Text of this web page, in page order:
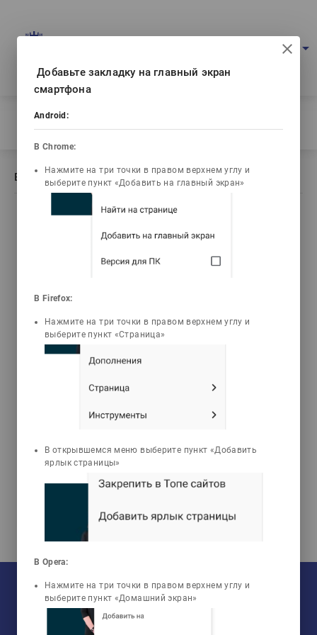
Eng arrow_drop_down
Home
/
Book description Основы теории изучаемого языка
Book description Основы теории изучаемого языка
library_books
Текст книги
video_library
Video lectures
Tests
Алимкуловна
Основы теории
Мы сотрудничаем с33 университетами
У нас обучается 960групп
Зарегистрировано 50759 пользователей
456806 элементов
Добавьте закладку на главный экран
смартфона
Android:
В Chrome:
Нажмите на три точки в правом верхнем углу и
выберите пункт «Добавить на главный экран»
В Firefox:
Нажмите на три точки в правом верхнем углу и
выберите пункт «Страница»
В открывшемся меню выберите пункт «Добавить
ярлык страницы»
В Opera:
Нажмите на три точки в правом верхнем углу и
выберите пункт «Домашний экран»